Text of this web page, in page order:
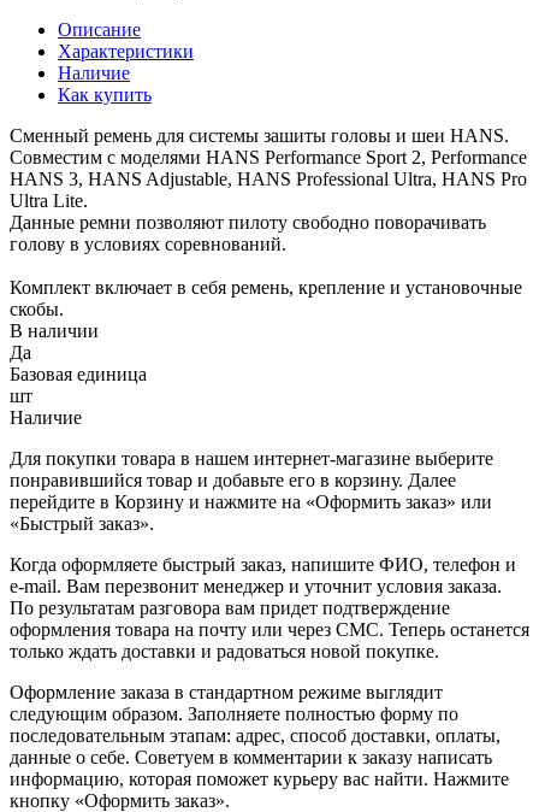
Описание
Характеристики
Наличие
Как купить
Сменный ремень для системы зашиты головы и шеи HANS.
Совместим с моделями HANS Performance Sport 2, Performance
HANS 3, HANS Adjustable, HANS Professional Ultra, HANS Pro
Ultra Lite.
Данные ремни позволяют пилоту свободно поворачивать
голову в условиях соревнований.
Комплект включает в себя ремень, крепление и установочные
скобы.
В наличии
Да
Базовая единица
шт
Наличие
Для покупки товара в нашем интернет-магазине выберите
понравившийся товар и добавьте его в корзину. Далее
перейдите в Корзину и нажмите на «Оформить заказ» или
«Быстрый заказ».
Когда оформляете быстрый заказ, напишите ФИО, телефон и
e-mail. Вам перезвонит менеджер и уточнит условия заказа.
По результатам разговора вам придет подтверждение
оформления товара на почту или через СМС. Теперь останется
только ждать доставки и радоваться новой покупке.
Оформление заказа в стандартном режиме выглядит
следующим образом. Заполняете полностью форму по
последовательным этапам: адрес, способ доставки, оплаты,
данные о себе. Советуем в комментарии к заказу написать
информацию, которая поможет курьеру вас найти. Нажмите
кнопку «Оформить заказ».